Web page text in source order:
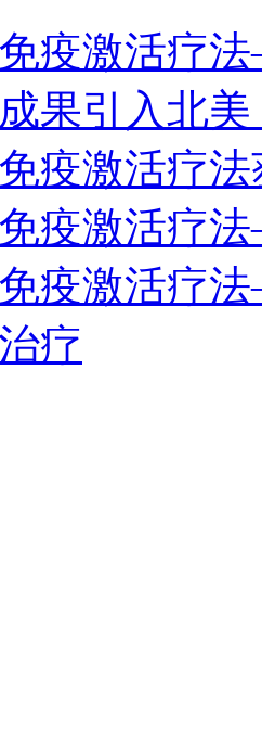
疫激活疗
果引入北
疫激活疗
疫激活疗
疫激活疗
疗